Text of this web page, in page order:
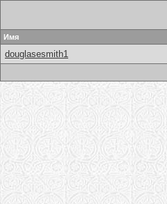
Имя
douglasesmith1